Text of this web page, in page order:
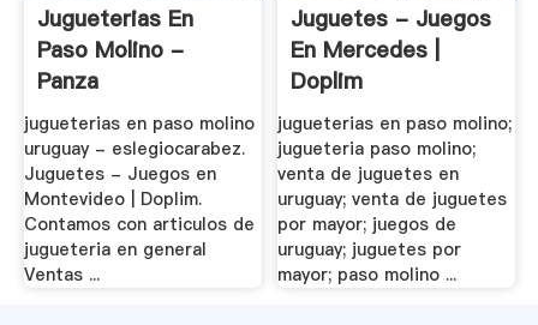
Jugueterias En
Paso Molino -
Panza
jugueterias en paso molino
uruguay - eslegiocarabez.
Juguetes - Juegos en
Montevideo | Doplim.
Contamos con articulos de
jugueteria en general
Ventas ...
Juguetes - Juegos
En Mercedes |
Doplim
jugueterias en paso molino;
jugueteria paso molino;
venta de juguetes en
uruguay; venta de juguetes
por mayor; juegos de
uruguay; juguetes por
mayor; paso molino ...